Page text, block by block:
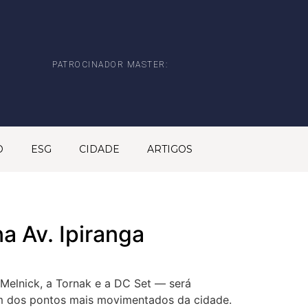
PATROCINADOR MASTER:
ESG CIDADE ARTIGOS
Av. Ipiranga
a Tornak e a DC Set — será
dos pontos mais movimentados da cidade.